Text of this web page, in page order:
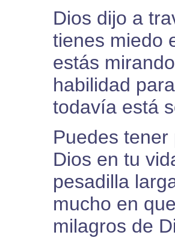
Dios dijo a
tienes miedo
estás
habilidad
todavía está
Puedes
Dios en tu
pesadilla
mucho en
milagros de